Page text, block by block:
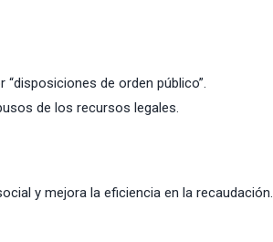
de orden público”.
de los recursos legales.
y mejora la eficiencia en la recaudación.